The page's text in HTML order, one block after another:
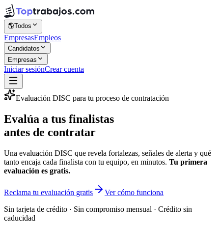
🌎Todos
EmpresasEmpleos
Candidatos
Empresas
Iniciar sesiónCrear cuenta
Evaluación DISC para tu proceso de contratación
Evalúa a tus finalistas
antes de contratar
Una evaluación DISC que revela fortalezas, señales de alerta y qué
tanto encaja cada finalista con tu equipo, en minutos. Tu primera
evaluación es gratis.
Reclama tu evaluación gratis
Ver cómo funciona
Sin tarjeta de crédito · Sin compromiso mensual · Crédito sin
caducidad